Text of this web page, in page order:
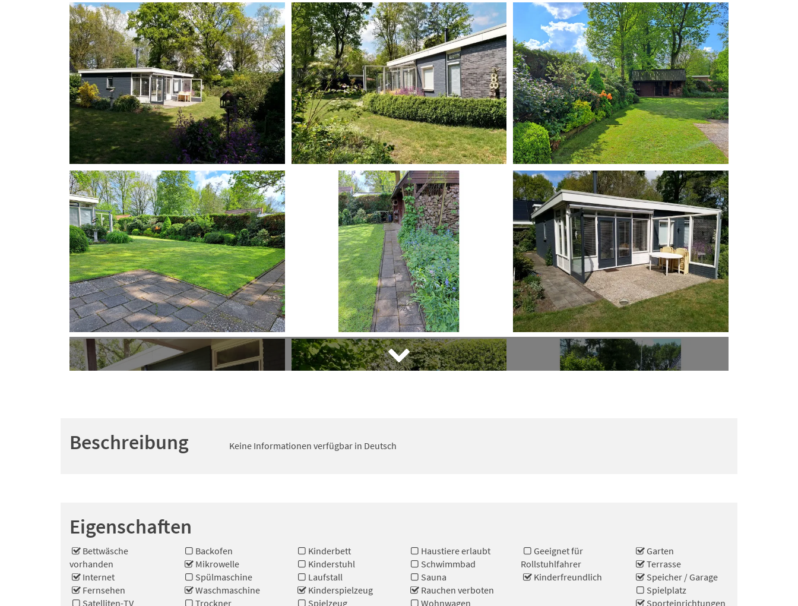
Beschreibung Keine Informationen verfügbar in Deutsch
Eigenschaften
Bettwäsche
vorhanden
Internet
Fernsehen
Satelliten-TV
Backofen
Mikrowelle
Spülmaschine
Waschmaschine
Trockner
Kinderbett
Kinderstuhl
Laufstall
Kinderspielzeug
Spielzeug
Haustiere erlaubt
Schwimmbad
Sauna
Rauchen verboten
Wohnwagen
Geeignet für
Rollstuhlfahrer
Kinderfreundlich
Garten
Terrasse
Speicher / Garage
Spielplatz
Sporteinrichtungen